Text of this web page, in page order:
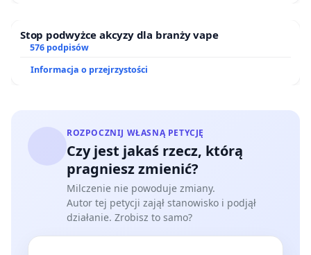
Stop podwyżce akcyzy dla branży vape
576 podpisów
Informacja o przejrzystości
ROZPOCZNIJ WŁASNĄ PETYCJĘ
Czy jest jakaś rzecz, którą
pragniesz zmienić?
Milczenie nie powoduje zmiany.
Autor tej petycji zajął stanowisko i podjął
działanie. Zrobisz to samo?